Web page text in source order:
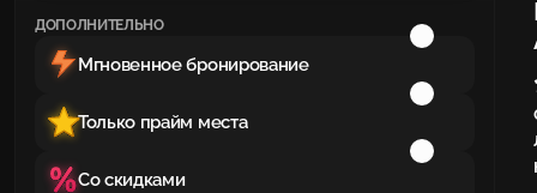
ДОПОЛНИТЕЛЬНО
Мгновенное бронирование
Только прайм места
Со скидками